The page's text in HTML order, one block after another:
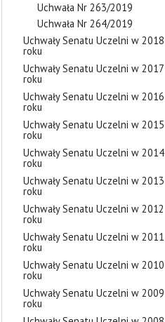
Uchwała Nr 263/2019
Uchwała Nr 264/2019
Uchwały Senatu Uczelni w 2018
roku
Uchwały Senatu Uczelni w 2017
roku
Uchwały Senatu Uczelni w 2016
roku
Uchwały Senatu Uczelni w 2015
roku
Uchwały Senatu Uczelni w 2014
roku
Uchwały Senatu Uczelni w 2013
roku
Uchwały Senatu Uczelni w 2012
roku
Uchwały Senatu Uczelni w 2011
roku
Uchwały Senatu Uczelni w 2010
roku
Uchwały Senatu Uczelni w 2009
roku